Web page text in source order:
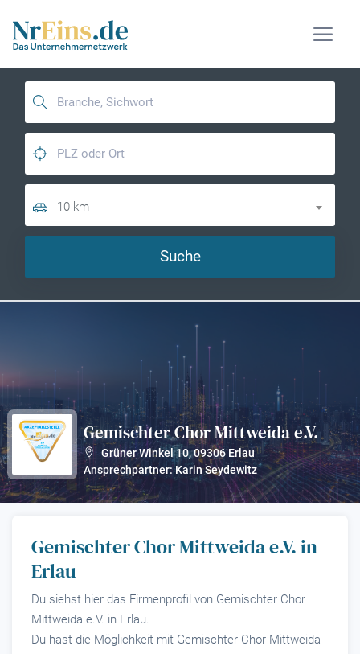
10 km
Suche
Gemischter Chor Mittweida e.V. ?
Grüner Winkel 10,09306 Erlau
Ansprechpartner: Karin Seydewitz
Gemischter Chor Mittweida e.V. in
Erlau
Du siehst hier das Firmenprofil von Gemischter Chor
Mittweida e.V. in Erlau.
Du hast die Möglichkeit mit Gemischter Chor Mittweida